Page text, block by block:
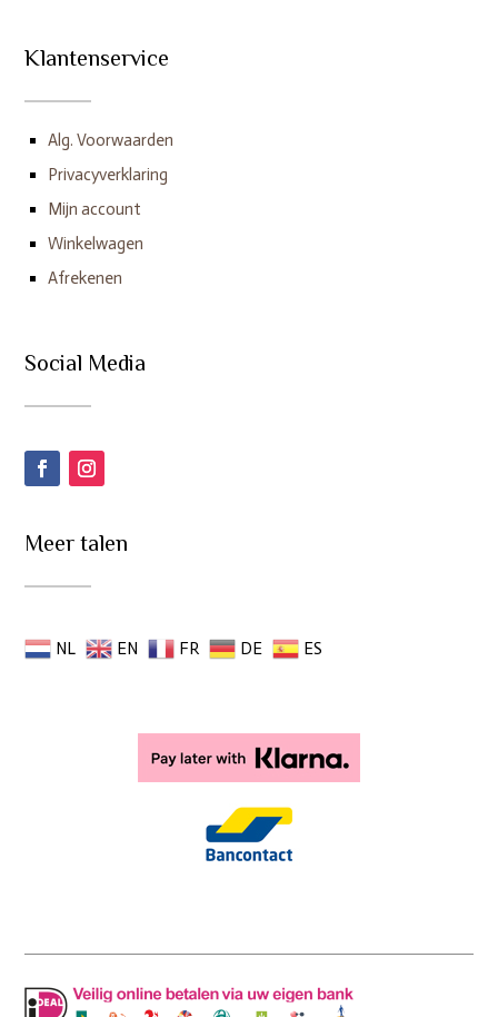
Klantenservice
Alg. Voorwaarden
Privacyverklaring
Mijn account
Winkelwagen
Afrekenen
Social Media
Meer talen
NL EN FR DE ES